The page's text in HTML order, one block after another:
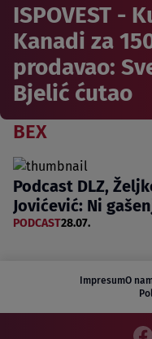
ISPOVEST -
Kanadi za
prodavao:
Bjelić ćutao
BEX
Podcast DLZ,
Jovićević: Ni
PODCAST28.07.
ImpresumO